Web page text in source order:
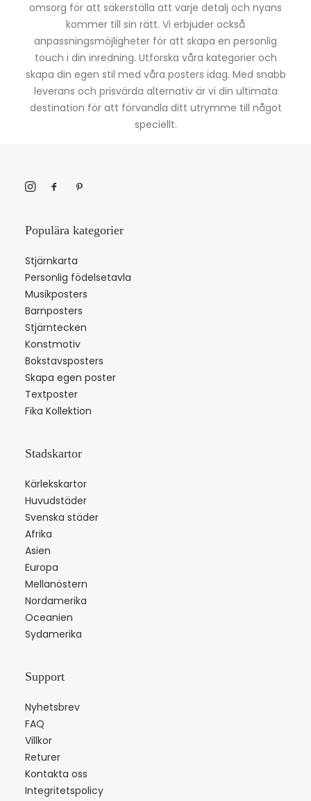
omsorg för att säkerställa att varje detalj och nyans
kommer till sin rätt. Vi erbjuder också
anpassningsmöjligheter för att skapa en personlig
touch i din inredning. Utforska våra kategorier och
skapa din egen stil med våra posters idag. Med snabb
leverans och prisvärda alternativ är vi din ultimata
destination för att förvandla ditt utrymme till något
speciellt.
Populära kategorier
Stjärnkarta
Personlig födelsetavla
Musikposters
Barnposters
Stjärntecken
Konstmotiv
Bokstavsposters
Skapa egen poster
Textposter
Fika Kollektion
Stadskartor
Kärlekskartor
Huvudstäder
Svenska städer
Afrika
Asien
Europa
Mellanöstern
Nordamerika
Oceanien
Sydamerika
Support
Nyhetsbrev
FAQ
Villkor
Returer
Kontakta oss
Integritetspolicy